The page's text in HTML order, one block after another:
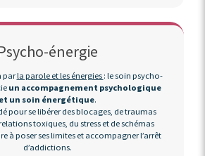
énergie
parla parole et les énergies : le soin psycho-
un accompagnement psychologique
et un soin énergétique.
pour se libérer des blocages, de traumas
toxiques, du stress et de schémas
à poser ses limites et accompagner l’arrêt
d’addictions.